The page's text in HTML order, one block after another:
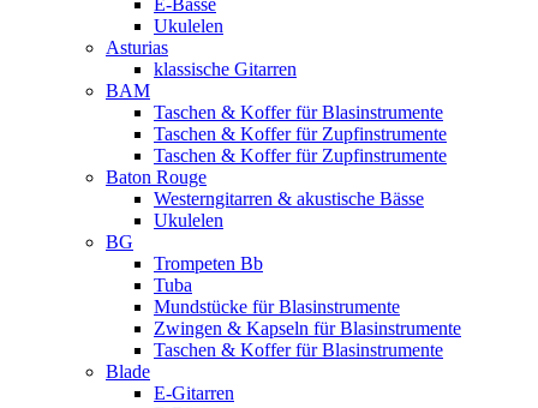
E-Bässe
Ukulelen
Asturias
klassische Gitarren
BAM
Taschen & Koffer für Blasinstrumente
Taschen & Koffer für Zupfinstrumente
Taschen & Koffer für Zupfinstrumente
Baton Rouge
Westerngitarren & akustische Bässe
Ukulelen
BG
Trompeten Bb
Tuba
Mundstücke für Blasinstrumente
Zwingen & Kapseln für Blasinstrumente
Taschen & Koffer für Blasinstrumente
Blade
E-Gitarren